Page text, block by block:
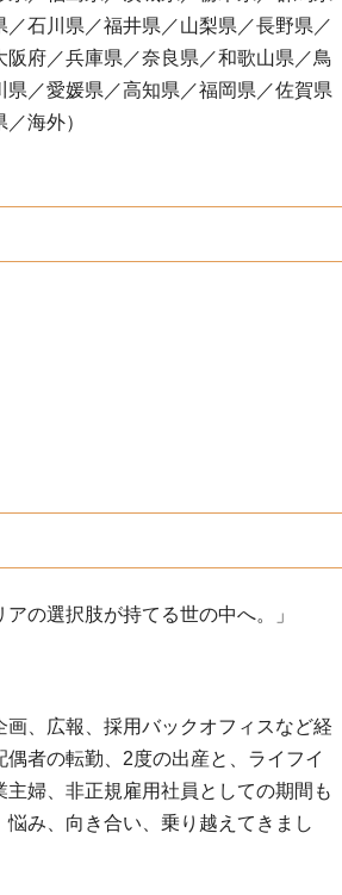
石川県／福井県／山梨県／長野県／
府／兵庫県／奈良県／和歌山県／鳥
／愛媛県／高知県／福岡県／佐賀県
／海外）
の選択肢が持てる世の中へ。」
、広報、採用バックオフィスなど経
者の転勤、2度の出産と、ライフイ
婦、非正規雇用社員としての期間も
み、向き合い、乗り越えてきまし